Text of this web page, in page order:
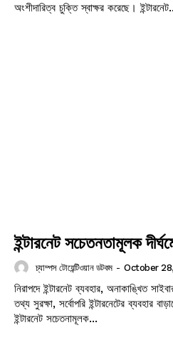
অংশীদারিত্ব চুক্তি স্বাক্ষর করেছে।
ইন্টারনেট সচেতনতামূলক
চ্যাম্পস টোয়েন্টিওয়ান ডটকম - October
নিরাপদে ইন্টারনেট ব্যবহার, অনাকাঙ্খিত
তথ্য সুরক্ষা, সর্বোপরি ইন্টারনেটের ব্যবহার
ইন্টারনেট সচেতনামূলক...